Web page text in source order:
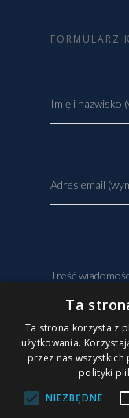
FORMULARZ
Imię i nazwisko
Adres email
Treść
Ta
Ta strona korzysta z
użytkowania.
przez nas
polityki
NIEZBĘDNE